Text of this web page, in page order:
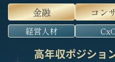
金融
コン
経営人材
高年収ポジショ